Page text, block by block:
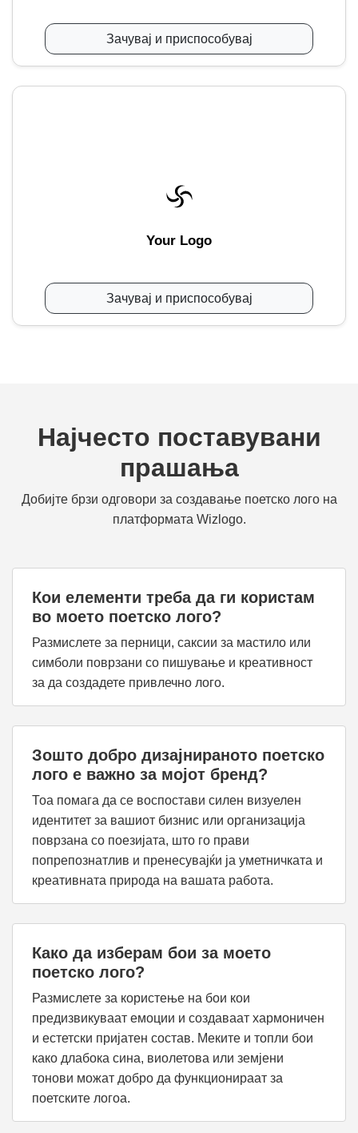
Зачувај и приспособувај
Your Logo
Зачувај и приспособувај
Најчесто поставувани
прашања
Добијте брзи одговори за создавање поетско лого на
платформата Wizlogo.
Кои елементи треба да ги користам
во моето поетско лого?
Размислете за перници, саксии за мастило или
симболи поврзани со пишување и креативност
за да создадете привлечно лого.
Зошто добро дизајнираното поетско
лого е важно за мојот бренд?
Тоа помага да се воспостави силен визуелен
идентитет за вашиот бизнис или организација
поврзана со поезијата, што го прави
попрепознатлив и пренесувајќи ја уметничката и
креативната природа на вашата работа.
Како да изберам бои за моето
поетско лого?
Размислете за користење на бои кои
предизвикуваат емоции и создаваат хармоничен
и естетски пријатен состав. Меките и топли бои
како длабока сина, виолетова или земјени
тонови можат добро да функционираат за
поетските логоа.